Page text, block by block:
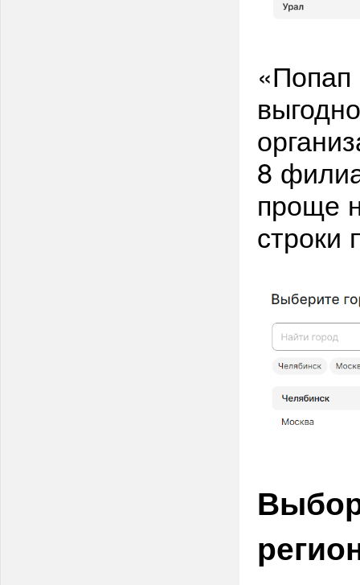
«Попап
8
проще
строки